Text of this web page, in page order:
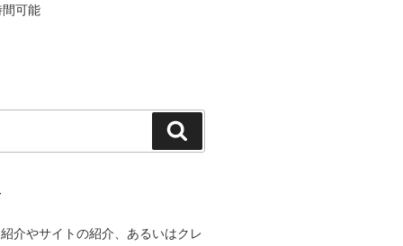
可能
索
介やサイトの紹介、あるいはクレ